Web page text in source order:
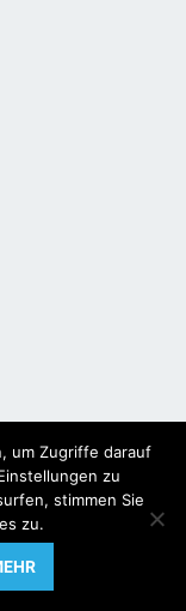
Impressum
um Zugriffe darauf
zu
stimmen Sie
zu.